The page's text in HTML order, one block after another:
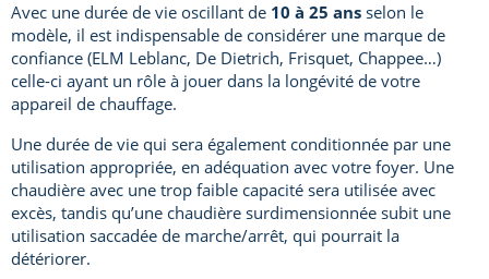
Avec une durée de vie oscillant de 10 à 25 ans selon le
modèle, il est indispensable de considérer une marque de
confiance (ELM Leblanc, De Dietrich, Frisquet, Chappee…)
celle-ci ayant un rôle à jouer dans la longévité de votre
appareil de chauffage.
Une durée de vie qui sera également conditionnée par une
utilisation appropriée, en adéquation avec votre foyer. Une
chaudière avec une trop faible capacité sera utilisée avec
excès, tandis qu’une chaudière surdimensionnée subit une
utilisation saccadée de marche/arrêt, qui pourrait la
détériorer.